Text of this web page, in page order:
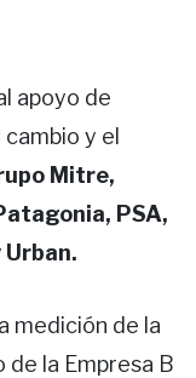
apoyo de
y el
Mitre,
PSA,
Urban.
medición de la
la Empresa B